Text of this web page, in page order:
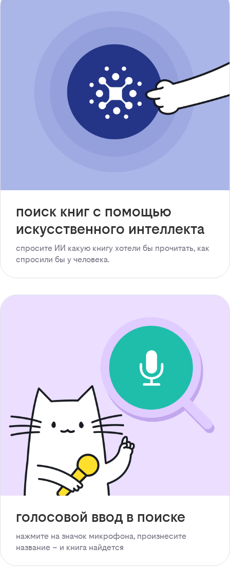
поиск книг с помощью
искусственного интеллекта
спросите ИИ какую книгу хотели бы прочитать, как
спросили бы у человека.
голосовой ввод в поиске
нажмите на значок микрофона, произнесите
название – и книга найдется